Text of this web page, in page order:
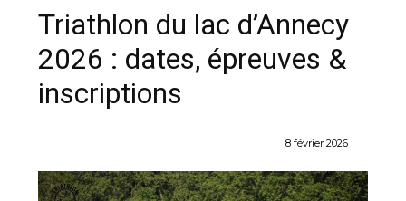
Triathlon du lac d’Annecy
2026 : dates, épreuves &
inscriptions
8 février 2026